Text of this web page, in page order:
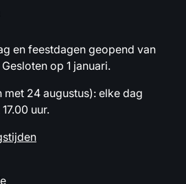
en feestdagen geopend van
op 1 januari.
met 24 augustus): elke dag
uur.